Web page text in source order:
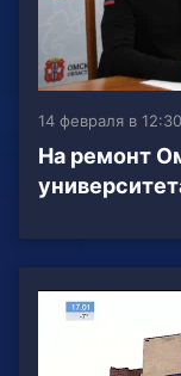
14 февраля в 12:30
На ремонт